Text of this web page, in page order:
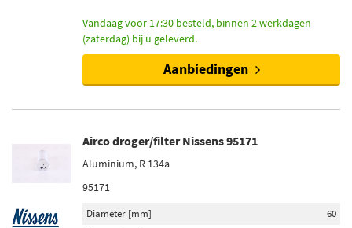
Vandaag voor 17:30 besteld, binnen 2 werkdagen
(zaterdag) bij u geleverd.
Aanbiedingen
Airco droger/filter Nissens 95171
Aluminium, R 134a
95171
Diameter [mm]
60